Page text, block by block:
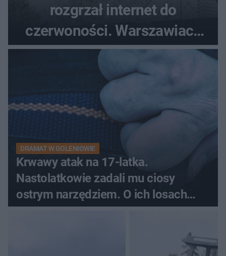
rozgrzał internet do
czerwoności. Warszawiacy
pytali, czy to Mad Max!
DRAMAT W GOLENIOWIE
Krwawy atak na 17-latka.
Nastolatkowie zadali mu ciosy
ostrym narzędziem. O ich losach
zdecyduje sąd rodzinny